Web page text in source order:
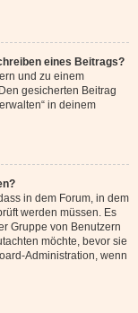
eines Beitrags?
und zu einem
gesicherten Beitrag
in deinem
in dem Forum, in dem
werden müssen. Es
Gruppe von Benutzern
möchte, bevor sie
Administration, wenn